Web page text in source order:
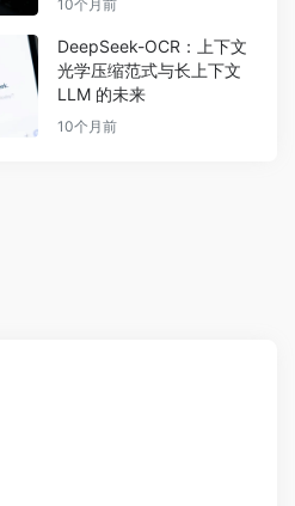
10个月前
DeepSeek-OCR：上下文
光学压缩范式与长上下文
LLM 的未来
10个月前